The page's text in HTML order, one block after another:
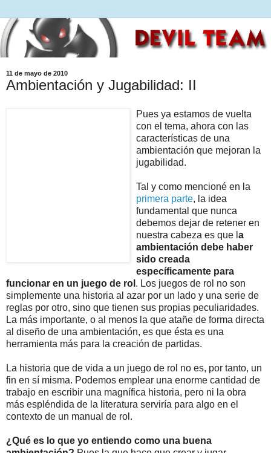
11 de mayo de 2010
Ambientación y Jugabilidad: II
Pues ya estamos de vuelta
con el tema, ahora con las
características de una
ambientación que mejoran la
jugabilidad.
Tal y como mencioné en la
primera parte, la idea
fundamental que nunca
debemos dejar de retener en
nuestra cabeza es que l a
ambientación debe haber
sido creada
específicamente para
funcionar en un juego de rol . Los juegos de rol no son
simplemente una historia al azar por un lado y una serie de
reglas por otro, sino que tienen sus propias peculiaridades.
La más importante, o al menos la que atañe de forma directa
al diseño de una ambientación, es que ésta es una
herramienta más para la creación de partidas.
La historia que de vida a un juego de rol no es, por tanto, un
fin en sí misma. Podemos emplear una enorme cantidad de
trabajo en escribir una magnífica historia, pero ni la obra
más espléndida de la literatura serviría para algo en el
contexto de un manual de rol.
¿Qué es lo que yo entiendo como una buena